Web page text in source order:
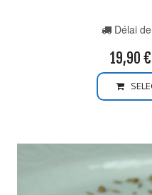
Délai
19,90 €